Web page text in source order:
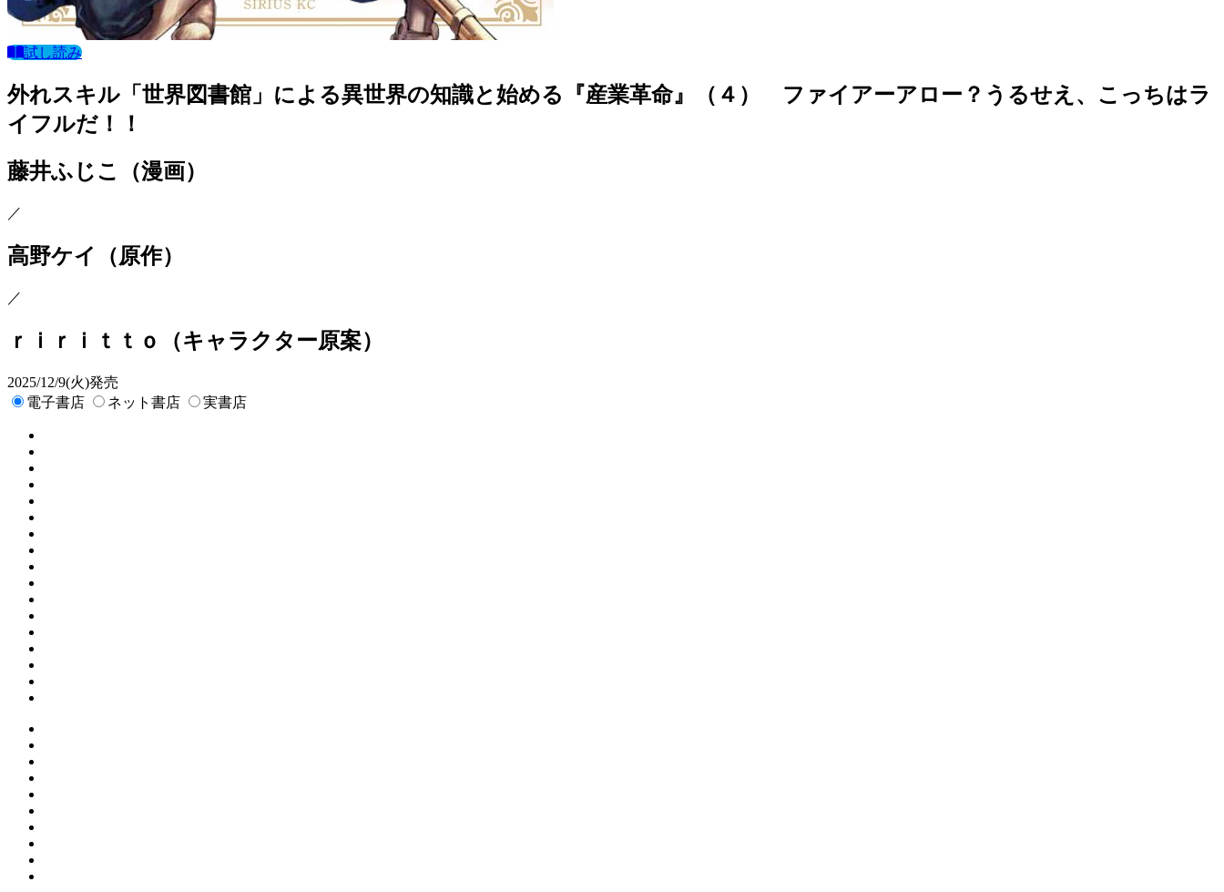
試し読み
外れスキル「世界図書館」による異世界の知識と始める『産業革命』（４） ファイアーアロー？うるせえ、こっちはラ
イフルだ！！
藤井ふじこ
（漫画）
／
高野ケイ （原作）
／
ｒｉｒｉｔｔｏ （キャラクター原案）
2025/12/9(火)発売
電子書店
ネット書店 実書店